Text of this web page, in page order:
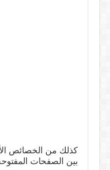
كذلك من الخصائص
بين الصفحات